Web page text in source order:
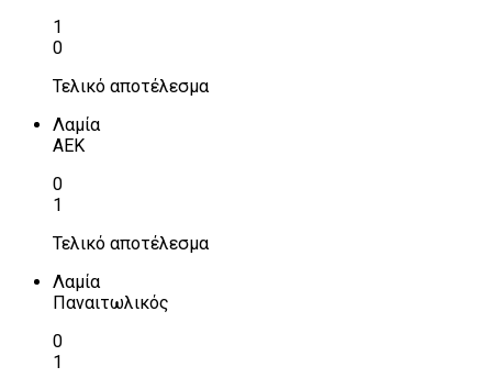
1
0
Τελικό αποτέλεσμα
Λαμία
ΑΕΚ
0
1
Τελικό αποτέλεσμα
Λαμία
Παναιτωλικός
0
1